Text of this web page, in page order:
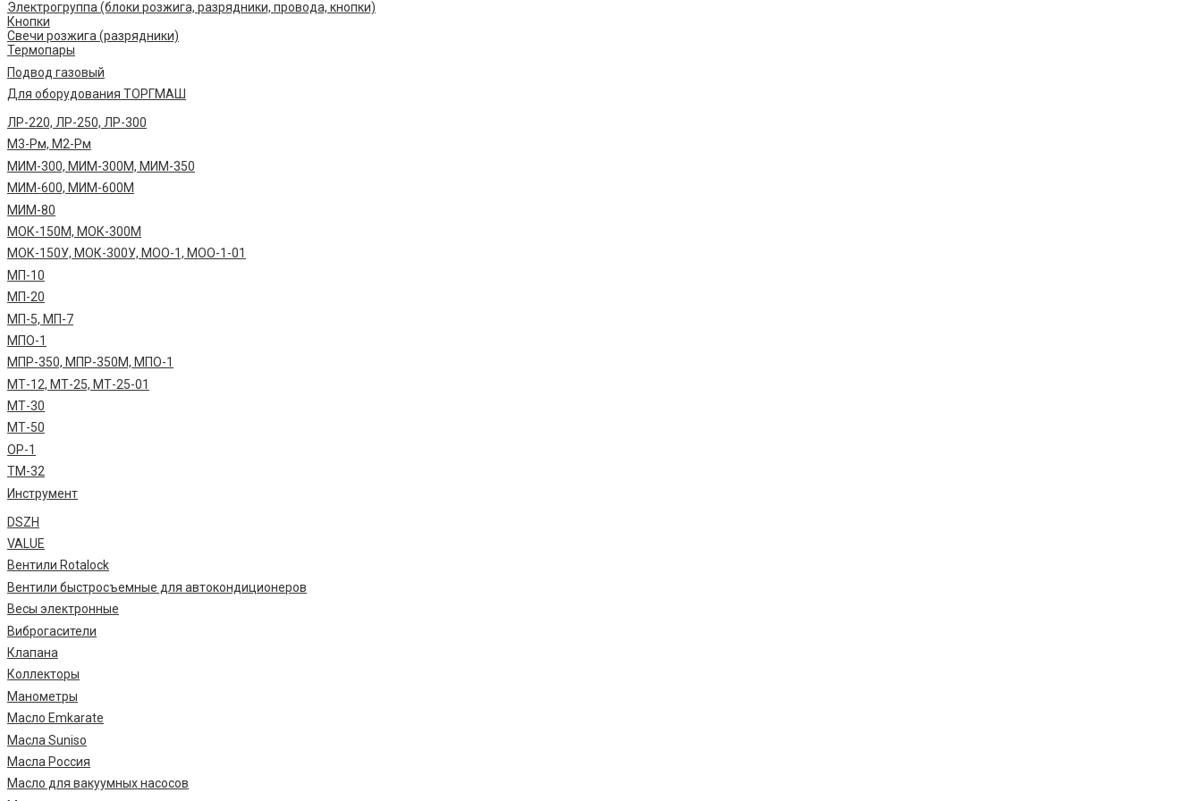
Электрогруппа (блоки розжига, разрядники, провода, кнопки)
Кнопки
Свечи розжига (разрядники)
Термопары
Подвод газовый
Для оборудования ТОРГМАШ
ЛР-220, ЛР-250, ЛР-300
М3-Рм, М2-Рм
МИМ-300, МИМ-300М, МИМ-350
МИМ-600, МИМ-600М
МИМ-80
МОК-150М, МОК-300М
МОК-150У, МОК-300У, МОО-1, МОО-1-01
МП-10
МП-20
МП-5, МП-7
МПО-1
МПР-350, МПР-350М, МПО-1
МТ-12, МТ-25, МТ-25-01
МТ-30
МТ-50
ОР-1
ТМ-32
Инструмент
DSZH
VALUE
Вентили Rotalock
Вентили быстросъемные для автокондиционеров
Весы электронные
Виброгасители
Клапана
Коллекторы
Манометры
Масло Emkarate
Масла Suniso
Масла Россия
Масло для вакуумных насосов